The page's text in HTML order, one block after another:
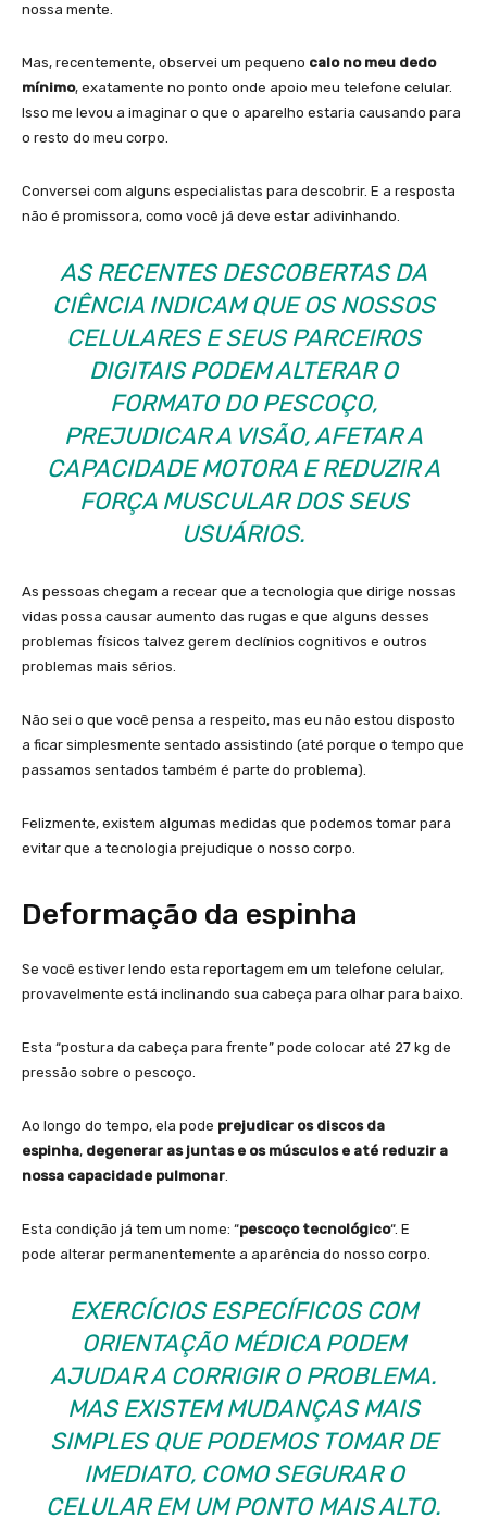
nossa mente.
Mas, recentemente, observei um pequeno calo no meu dedo
mínimo, exatamente no ponto onde apoio meu telefone celular.
Isso me levou a imaginar o que o aparelho estaria causando para
o resto do meu corpo.
Conversei com alguns especialistas para descobrir. E a resposta
não é promissora, como você já deve estar adivinhando.
AS RECENTES DESCOBERTAS DA
CIÊNCIA INDICAM QUE OS NOSSOS
CELULARES E SEUS PARCEIROS
DIGITAIS PODEM ALTERAR O
FORMATO DO PESCOÇO,
PREJUDICAR A VISÃO, AFETAR A
CAPACIDADE MOTORA E REDUZIR A
FORÇA MUSCULAR DOS SEUS
USUÁRIOS.
As pessoas chegam a recear que a tecnologia que dirige nossas
vidas possa causar aumento das rugas e que alguns desses
problemas físicos talvez gerem declínios cognitivos e outros
problemas mais sérios.
Não sei o que você pensa a respeito, mas eu não estou disposto
a ficar simplesmente sentado assistindo (até porque o tempo que
passamos sentados também é parte do problema).
Felizmente, existem algumas medidas que podemos tomar para
evitar que a tecnologia prejudique o nosso corpo.
Deformação da espinha
Se você estiver lendo esta reportagem em um telefone celular,
provavelmente está inclinando sua cabeça para olhar para baixo.
Esta “postura da cabeça para frente” pode colocar até 27 kg de
pressão sobre o pescoço.
Ao longo do tempo, ela pode prejudicar os discos da
espinha, degenerar as juntas e os músculos e até reduzir a
nossa capacidade pulmonar.
Esta condição já tem um nome: “pescoço tecnológico“. E
pode alterar permanentemente a aparência do nosso corpo.
EXERCÍCIOS ESPECÍFICOS COM
ORIENTAÇÃO MÉDICA PODEM
AJUDAR A CORRIGIR O PROBLEMA.
MAS EXISTEM MUDANÇAS MAIS
SIMPLES QUE PODEMOS TOMAR DE
IMEDIATO, COMO SEGURAR O
CELULAR EM UM PONTO MAIS ALTO.